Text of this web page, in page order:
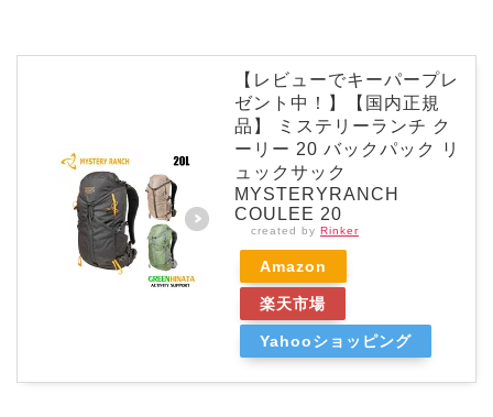
【レビューでキーパープレ
ゼント中！】【国内正規
品】 ミステリーランチ ク
ーリー 20 バックパック リ
ュックサック
MYSTERYRANCH
COULEE 20
created by Rinker
Amazon
楽天市場
Yahooショッピング